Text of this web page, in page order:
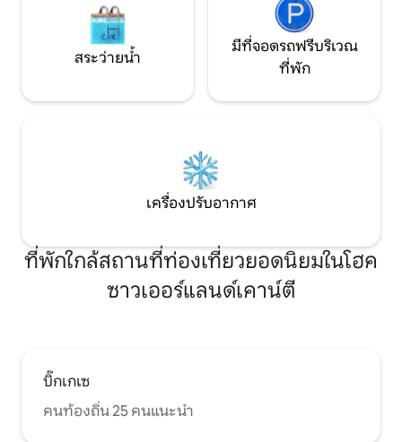
สระว่ายน้ำ
มีที่จอดรถฟรีบริเวณ
ที่พัก
เครื่องปรับอากาศ
ที่พักใกล้สถานที่ท่องเที่ยวยอดนิยมในโฮค
ซาวเออร์แลนด์เคาน์ตี
บิ๊กเกเซ
คนท้องถิ่น 25 คนแนะนำ